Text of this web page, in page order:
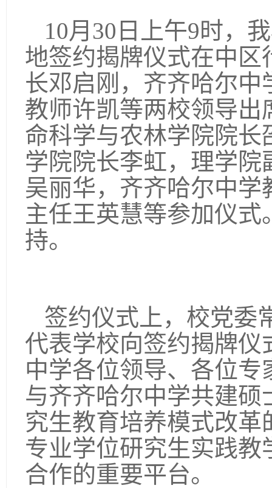
10月30日上午9时，
地签约揭牌仪式在中区
长邓启刚，齐齐哈尔
教师许凯等两校领导
命科学与农林学院院
学院院长李虹，理学
吴丽华，齐齐哈尔中
主任王英慧等参加仪
持。
签约仪式上，校党委
代表学校向签约揭牌
中学各位领导、各位
与齐齐哈尔中学共建
究生教育培养模式改
专业学位研究生实践
合作的重要平台。